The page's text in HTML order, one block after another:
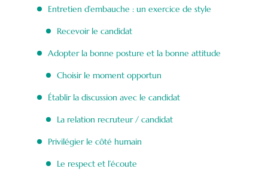
Entretien d’embauche : un exercice de style
Recevoir le candidat
Adopter la bonne posture et la bonne attitude
Choisir le moment opportun
Établir la discussion avec le candidat
La relation recruteur / candidat
Privilégier le côté humain
Le respect et l’écoute